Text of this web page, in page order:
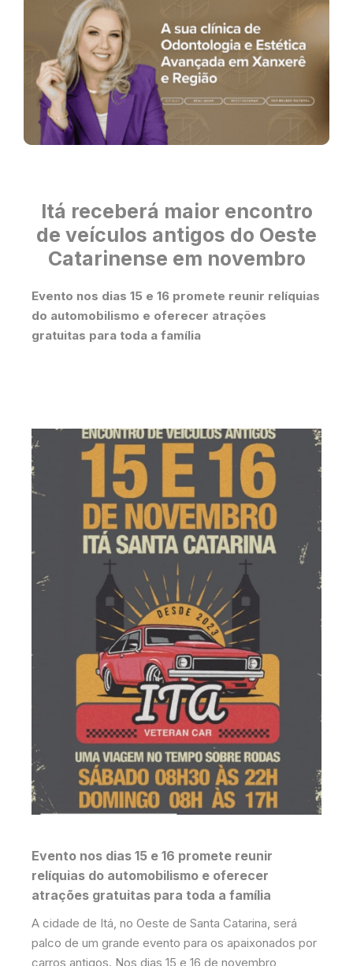
Itá receberá maior encontro
de veículos antigos do Oeste
Catarinense em novembro
Evento nos dias 15 e 16 promete reunir relíquias
do automobilismo e oferecer atrações
gratuitas para toda a família
Evento nos dias 15 e 16 promete reunir
relíquias do automobilismo e oferecer
atrações gratuitas para toda a família
A cidade de Itá, no Oeste de Santa Catarina, será
palco de um grande evento para os apaixonados por
carros antigos. Nos dias 15 e 16 de novembro